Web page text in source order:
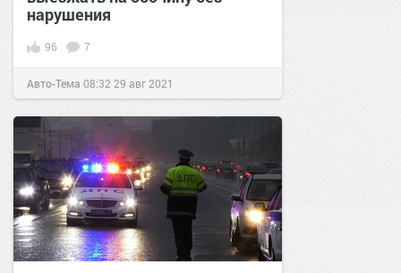
нарушения
96 7
Авто-Тема 08:32 29 авг 2021